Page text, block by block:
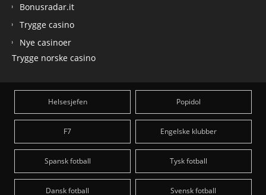
Bonusradar.it
Trygge casino
Nye casinoer
Trygge norske casino
Helsesjefen Popidol
F7 Engelske klubber
Spansk fotball Tysk fotball
Dansk fotball Svensk fotball